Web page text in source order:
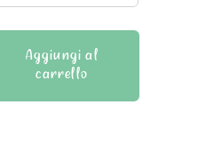
Aggiungi al
carrello